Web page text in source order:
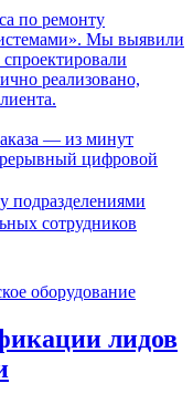
по ремонту
Мы выявили
реализовано,
— из минут
цифровой
подразделениями
сотрудников
оборудование
лидов